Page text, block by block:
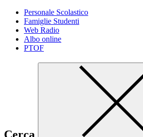
Personale Scolastico
Famiglie Studenti
Web Radio
Albo online
PTOF